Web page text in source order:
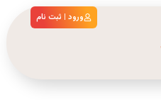
ورود | ثبت نام